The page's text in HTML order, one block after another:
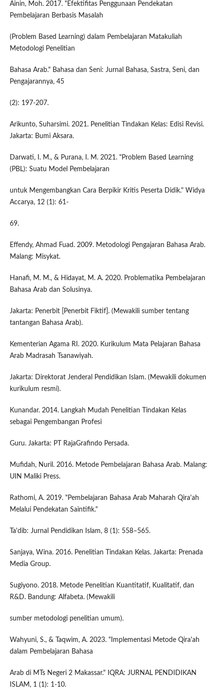
Ainin, Moh. 2017. "Efektifitas Penggunaan Pendekatan
Pembelajaran Berbasis Masalah
(Problem Based Learning) dalam Pembelajaran Matakuliah
Metodologi Penelitian
Bahasa Arab." Bahasa dan Seni: Jurnal Bahasa, Sastra, Seni, dan
Pengajarannya, 45
(2): 197-207.
Arikunto, Suharsimi. 2021. Penelitian Tindakan Kelas: Edisi Revisi.
Jakarta: Bumi Aksara.
Darwati, I. M., & Purana, I. M. 2021. "Problem Based Learning
(PBL): Suatu Model Pembelajaran
untuk Mengembangkan Cara Berpikir Kritis Peserta Didik." Widya
Accarya, 12 (1): 61-
69.
Effendy, Ahmad Fuad. 2009. Metodologi Pengajaran Bahasa Arab.
Malang: Misykat.
Hanafi, M. M., & Hidayat, M. A. 2020. Problematika Pembelajaran
Bahasa Arab dan Solusinya.
Jakarta: Penerbit [Penerbit Fiktif]. (Mewakili sumber tentang
tantangan Bahasa Arab).
Kementerian Agama RI. 2020. Kurikulum Mata Pelajaran Bahasa
Arab Madrasah Tsanawiyah.
Jakarta: Direktorat Jenderal Pendidikan Islam. (Mewakili dokumen
kurikulum resmi).
Kunandar. 2014. Langkah Mudah Penelitian Tindakan Kelas
sebagai Pengembangan Profesi
Guru. Jakarta: PT RajaGrafindo Persada.
Mufidah, Nuril. 2016. Metode Pembelajaran Bahasa Arab. Malang:
UIN Maliki Press.
Rathomi, A. 2019. "Pembelajaran Bahasa Arab Maharah Qira'ah
Melalui Pendekatan Saintifik."
Ta'dib: Jurnal Pendidikan Islam, 8 (1): 558–565.
Sanjaya, Wina. 2016. Penelitian Tindakan Kelas. Jakarta: Prenada
Media Group.
Sugiyono. 2018. Metode Penelitian Kuantitatif, Kualitatif, dan
R&D. Bandung: Alfabeta. (Mewakili
sumber metodologi penelitian umum).
Wahyuni, S., & Taqwim, A. 2023. "Implementasi Metode Qira'ah
dalam Pembelajaran Bahasa
Arab di MTs Negeri 2 Makassar." IQRA: JURNAL PENDIDIKAN
ISLAM, 1 (1): 1-10.